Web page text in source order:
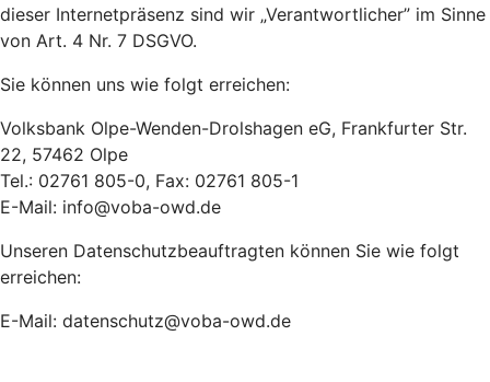
dieser Internetpräsenz sind wir „Verantwortlicher” im Sinne
von Art. 4 Nr. 7 DSGVO.
Sie können uns wie folgt erreichen:
Volksbank Olpe-Wenden-Drolshagen eG, Frankfurter Str.
22, 57462 Olpe
Tel.: 02761 805-0, Fax: 02761 805-1
E-Mail: info@voba-owd.de
Unseren Datenschutzbeauftragten können Sie wie folgt
erreichen:
E-Mail: datenschutz@voba-owd.de